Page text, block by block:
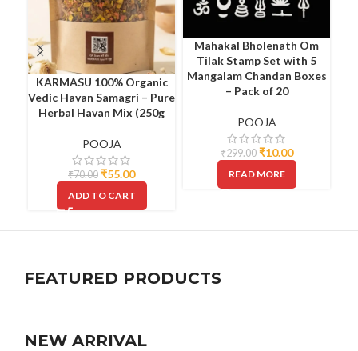
KARMASU 100% Organic
Vedic Havan Samagri – Pure
Herbal Havan Mix (250g
POOJA
₹70.00 ₹55.00
ADD TO CART
Mahakal Bholenath Om
Tilak Stamp Set with 5
Mangalam Chandan Boxes
– Pack of 20
POOJA
₹299.00 ₹10.00
READ MORE
FEATURED PRODUCTS
NEW ARRIVAL